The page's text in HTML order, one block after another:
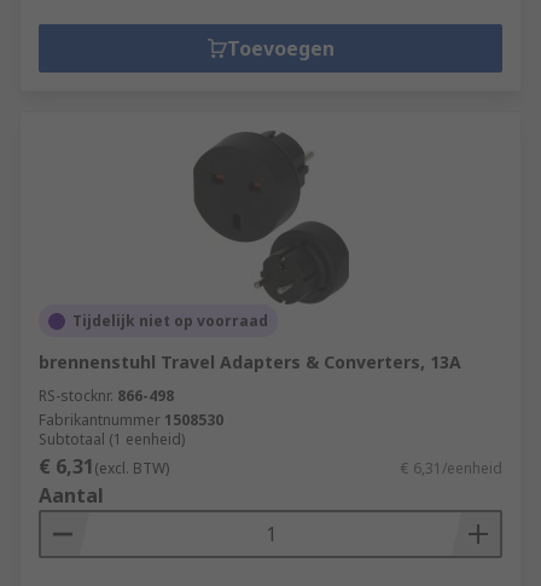
Toevoegen
Tijdelijk niet op voorraad
brennenstuhl Travel Adapters & Converters, 13A
RS-stocknr. 866-498
Fabrikantnummer 1508530
Subtotaal (1 eenheid)
€ 6,31(excl. BTW) € 6,31/eenheid
Aantal